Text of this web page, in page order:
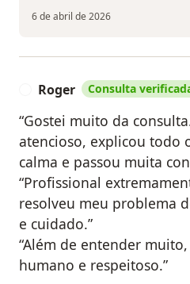
6 de abril de 2026
Roger Consulta
“Gostei muito da
atencioso, explicou todo
calma e passou muita
“Profissional
resolveu meu problema
e cuidado.”
“Além de entender
humano e respeitoso.”